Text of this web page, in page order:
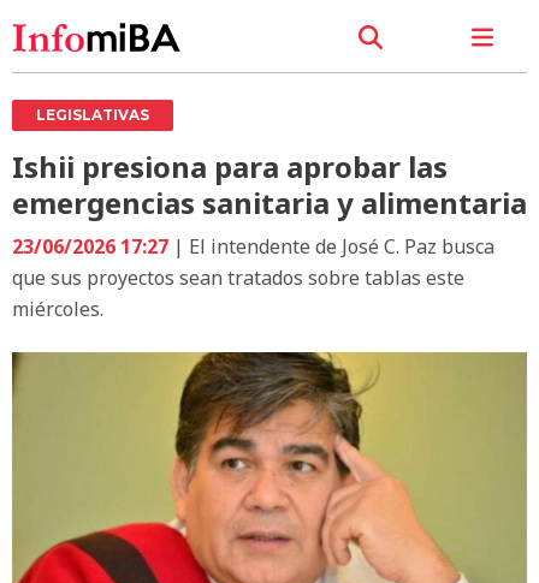
LEGISLATIVAS
Ishii presiona para aprobar las
emergencias sanitaria y alimentaria
23/06/2026 17:27 | El intendente de José C. Paz busca
que sus proyectos sean tratados sobre tablas este
miércoles.